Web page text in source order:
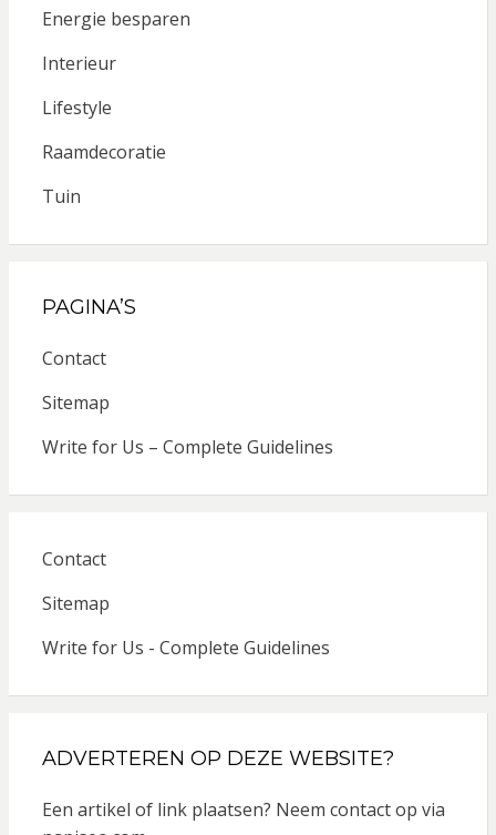
Energie besparen
Interieur
Lifestyle
Raamdecoratie
Tuin
PAGINA’S
Contact
Sitemap
Write for Us – Complete Guidelines
Contact
Sitemap
Write for Us - Complete Guidelines
ADVERTEREN OP DEZE WEBSITE?
Een artikel of link plaatsen? Neem contact op via